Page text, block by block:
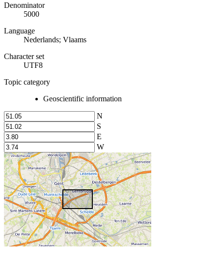
Denominator
5000
Language
Nederlands; Vlaams
Character set
UTF8
Topic category
Geoscientific information
N
S
E
W